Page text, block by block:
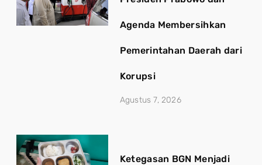
Agenda Membersihkan
Pemerintahan Daerah dari
Korupsi
Agustus 7, 2026
Ketegasan BGN Menjadi